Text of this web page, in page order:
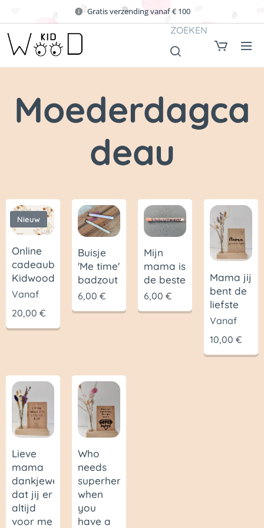
Gratis verzending vanaf € 100
ZOEKEN
Moederdagca
deau
Online
cadeaubon
Kidwood
Nieuw
Vanaf
20,00 €
Buisje
'Me time'
badzout
6,00 €
Mijn
mama is
de beste
6,00 €
Mama jij
bent de
liefste
Vanaf
10,00 €
Lieve
mama
dankjewel
dat jij er
altijd
voor me
Who
needs
superheroes
when
you
have a